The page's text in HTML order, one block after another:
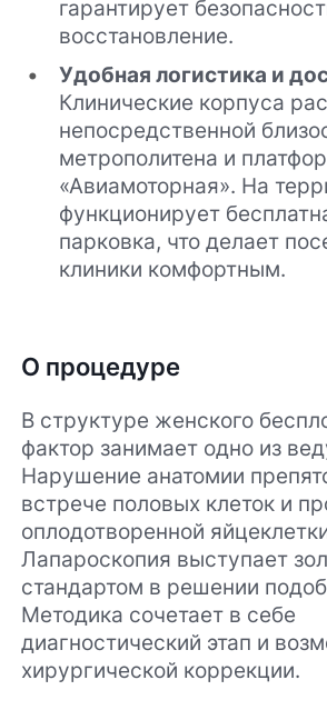
гарантирует
восстановление.
Удобная логистика и
Клинические корпуса
непосредственной
метрополитена и
«Авиамоторная». На
функционирует
парковка, что делает
клиники комфортным.
О процедуре
В структуре женского
фактор занимает одно из
Нарушение анатомии
встрече половых клеток и
оплодотворенной
Лапароскопия выступает
стандартом в решении
Методика сочетает в себе
диагностический этап и
хирургической коррекции.